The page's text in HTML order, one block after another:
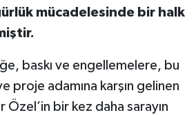
mücadelesinde bir halk
baskı ve engellemelere, bu
proje adamına karşın gelinen
bir kez daha sarayın